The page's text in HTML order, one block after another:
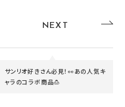
NEXT
サンリオ好きさん必見！👀あの人気キ
ャラのコラボ商品🍮